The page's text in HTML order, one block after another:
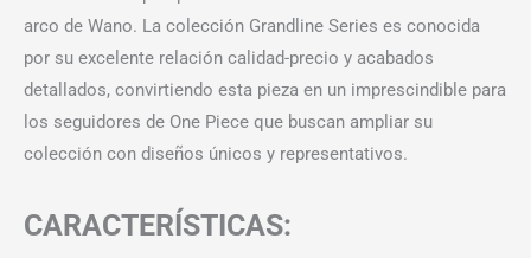
arco de Wano. La colección Grandline Series es conocida
por su excelente relación calidad-precio y acabados
detallados, convirtiendo esta pieza en un imprescindible para
los seguidores de One Piece que buscan ampliar su
colección con diseños únicos y representativos.
CARACTERÍSTICAS: